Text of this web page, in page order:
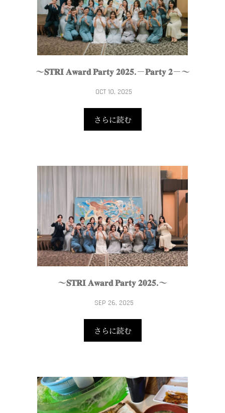
〜𝐒𝐓𝐑𝐈 𝐀𝐰𝐚𝐫𝐝 𝐏𝐚𝐫𝐭𝐲 𝟐𝟎𝟐𝟓.－𝐏𝐚𝐫𝐭𝐲 𝟐－〜
OCT 10, 2025
さらに読む
〜𝐒𝐓𝐑𝐈 𝐀𝐰𝐚𝐫𝐝 𝐏𝐚𝐫𝐭𝐲 𝟐𝟎𝟐𝟓.〜
SEP 26, 2025
さらに読む